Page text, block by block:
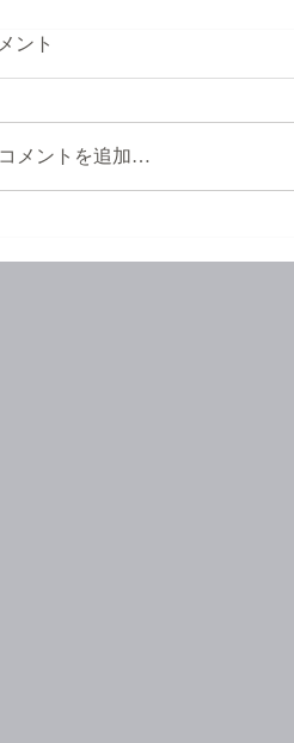
お待たせいたしました
ント
コメントを追加…